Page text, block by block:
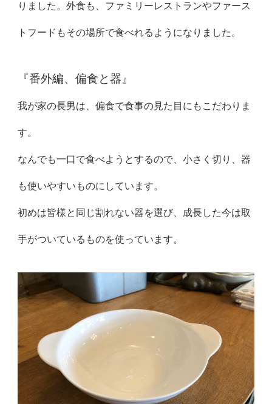
りました。外食も、ファミリーレストランやファース
トフードもその場所で食べれるようになりました。
『番外編、偏食と器』
我が家の長男は、偏食で食事の見た目にもこだわりま
す。
なんでも一口で食べようとするので、小さく切り、器
も使いやすいものにしています。
初めは皆様と同じ割れない器を選び、成長した今は取
手がついているものを使っています。